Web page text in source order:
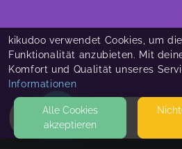
HOME
kikudoo verwendet Cookies, um
Funktionalität anzubieten. Mit
Komfort und Qualität unseres
Informationen
Alle Cookies
akzeptieren